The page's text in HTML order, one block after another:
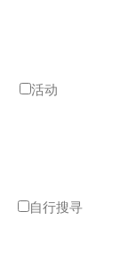
活动
自行搜寻